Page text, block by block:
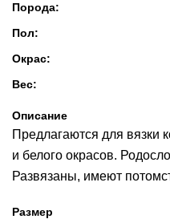
Порода:
Пол:
Окрас:
Вес:
Описание
Предлагаются для вязки
и белого окрасов.
Развязаны, имеют
Размер